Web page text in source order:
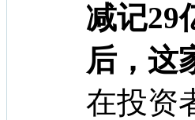
减记29
后，这
在投资